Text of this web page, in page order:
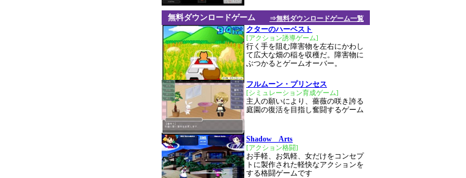
⇒無料ダウンロードゲーム一覧
無料ダウンロードゲーム
クターのハーベスト
[アクション誘導ゲーム]
行く手を阻む障害物を左右にかわし
て広大な畑の稲を収穫だ。障害物に
ぶつかるとゲームオーバー。
フルムーン・プリンセス
[シミュレーション育成ゲーム]
主人の願いにより、薔薇の咲き誇る
庭園の復活を目指し奮闘するゲーム
Shadow Arts
[アクション格闘]
お手軽、お気軽、女だけをコンセプ
トに製作された軽快なアクションを
する格闘ゲームです